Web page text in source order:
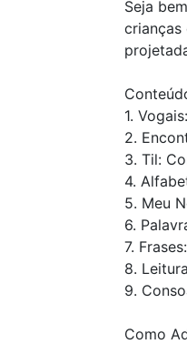
Seja
crianças
1.
2.
3. Til:
4.
5. Meu
6.
7.
8.
9.
Como